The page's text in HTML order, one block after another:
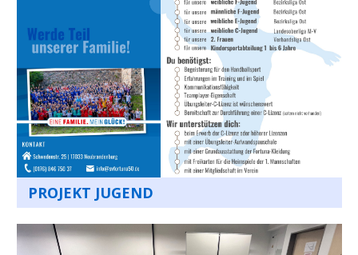
PROJEKT JUGEND